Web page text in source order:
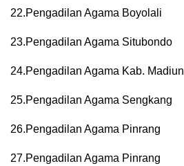
22.Pengadilan Agama Boyolali
23.Pengadilan Agama Situbondo
24.Pengadilan Agama Kab. Madiun
25.Pengadilan Agama Sengkang
26.Pengadilan Agama Pinrang
27.Pengadilan Agama Pinrang